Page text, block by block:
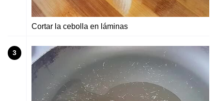
Cortar la cebolla en láminas
3